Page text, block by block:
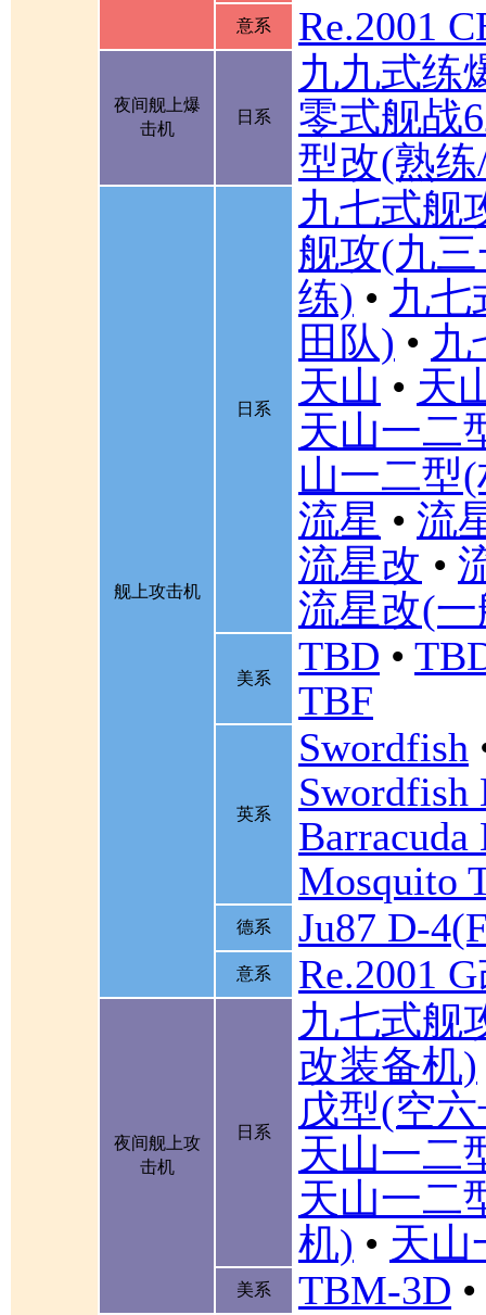
意系
Re.2001
夜间舰上爆
击机
日系
九九式练
零式舰战
型改(熟
舰上攻击机
日系
九七式舰
舰攻(九
练) • 九七
田队) • 九
天山 • 天
天山一二
山一二型
流星 • 流
流星改 •
流星改(
美系 TBD •
TBF
英系
Swordfish
Mosquito
德系 Ju87 D-
意系 Re.2001
夜间舰上攻
击机
日系
九七式舰
改装备机)
戊型(空
天山一二
天山一二
机) • 天山
美系 TBM-3D •